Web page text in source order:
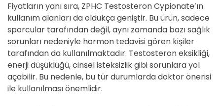
Fiyatların yanı sıra, ZPHC Testosteron Cypionate’ın
kullanım alanları da oldukça geniştir. Bu ürün, sadece
sporcular tarafından değil, aynı zamanda bazı sağlık
sorunları nedeniyle hormon tedavisi gören kişiler
tarafından da kullanılmaktadır. Testosteron eksikliği,
enerji düşüklüğü, cinsel isteksizlik gibi sorunlara yol
açabilir. Bu nedenle, bu tür durumlarda doktor önerisi
ile kullanılması önemlidir.